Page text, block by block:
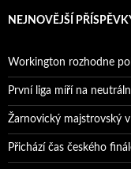
NEJNOVĚJŠÍ
Workington rozhodne
První liga míří na
Žarnovický majstrovský
Přichází čas českého